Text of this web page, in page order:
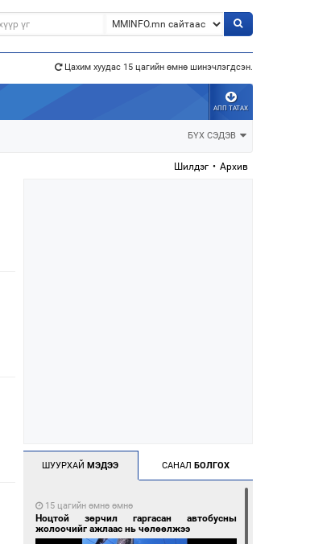
Цахим хуудас 15 цагийн өмнө шинэчлэгдсэн.
АПП ТАТАХ
БҮХ СЭДЭВ
Шилдэг • Архив
ШУУРХАЙМЭДЭЭ САНАЛБОЛГОХ
15 цагийн өмнө өмнө
Ноцтой зөрчил гаргасан автобусны
жолоочийг ажлаас нь чөлөөлжээ